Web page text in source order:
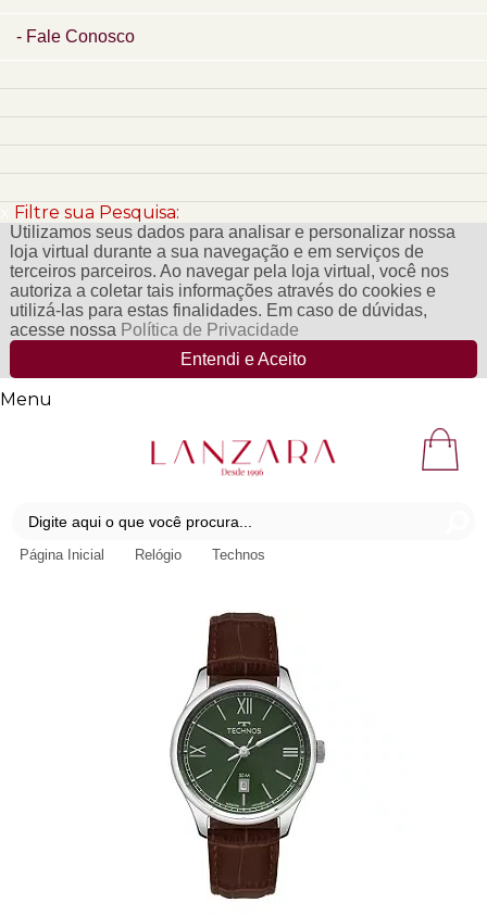
Fale Conosco
Filtre sua Pesquisa:
Utilizamos seus dados para analisar e personalizar nossa
loja virtual durante a sua navegação e em serviços de
terceiros parceiros. Ao navegar pela loja virtual, você nos
autoriza a coletar tais informações através do cookies e
utilizá-las para estas finalidades. Em caso de dúvidas,
acesse nossa Política de Privacidade
Entendi e Aceito
Menu
Página Inicial Relógio Technos